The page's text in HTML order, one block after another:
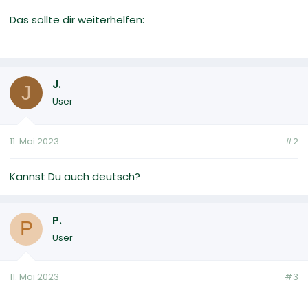
Das sollte dir weiterhelfen:
J J.
User
11. Mai 2023 #2
Kannst Du auch deutsch?
P P.
User
11. Mai 2023 #3